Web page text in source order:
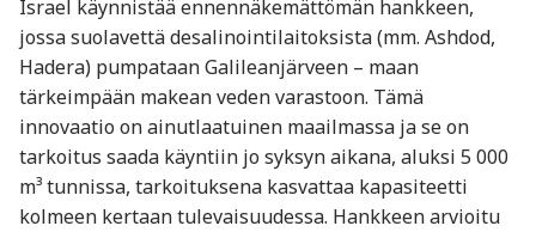
Israel käynnistää ennennäkemättömän hankkeen,
jossa suolavettä desalinointilaitoksista (mm. Ashdod,
Hadera) pumpataan Galileanjärveen – maan
tärkeimpään makean veden varastoon. Tämä
innovaatio on ainutlaatuinen maailmassa ja se on
tarkoitus saada käyntiin jo syksyn aikana, aluksi 5 000
m³ tunnissa, tarkoituksena kasvattaa kapasiteetti
kolmeen kertaan tulevaisuudessa. Hankkeen arvioitu